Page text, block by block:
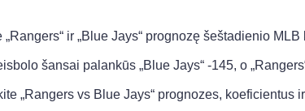
„Rangers“ ir „Blue Jays“ prognozę šeštadienio MLB
šansai palankūs „Blue Jays“ -145, o
„Rangers vs Blue Jays“ prognozes, koeficientus